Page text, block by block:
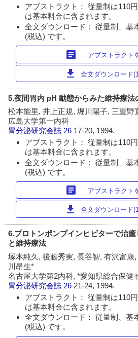
アブストラクト： 従量制は110
は基本料金に含まれます。
全文ダウンロード： 従量制、基
(税込) です。
article アブストラクト
download 全文ダウンロード
5.夜間胃内 pH 動態からみた維持療法
松本能里, 井上正規, 堀川陽子, 三重野
広島大学第一内科
胃分泌研究会誌 26 17-20, 1994.
アブストラクト： 従量制は110
は基本料金に含まれます。
全文ダウンロード： 従量制、基
(税込) です。
article アブストラクト
download 全文ダウンロード
6.プロトンポンプインヒビターで治
と維持療法
塚本純久, 後藤秀実, 長谷智, 有沢富康
川昂生*
名古屋大学第2内科, *愛知県総合保健
胃分泌研究会誌 26 21-24, 1994.
アブストラクト： 従量制は110
は基本料金に含まれます。
全文ダウンロード： 従量制、基
(税込) です。